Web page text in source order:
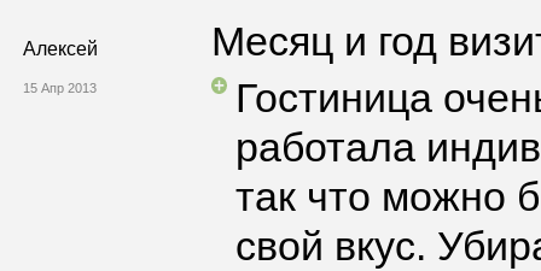
Алексей
15 Апр 2013
Месяц и год
Гостиница
работала
так что можно
свой вкус.